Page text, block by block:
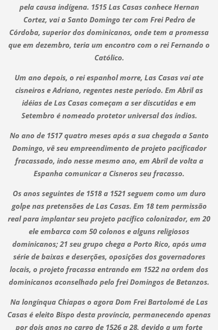
pela causa indígena. 1515 Las Casas conhece Hernan
Cortez, vai a Santo Domingo ter com Frei Pedro de
Córdoba, superior dos dominicanos, onde tem a promessa
que em dezembro, teria um encontro com o rei Fernando o
Católico.
Um ano depois, o rei espanhol morre, Las Casas vai ate
cisneiros e Adriano, regentes neste período. Em Abril as
idéias de Las Casas começam a ser discutidas e em
Setembro é nomeado protetor universal dos índios.
No ano de 1517 quatro meses após a sua chegada a Santo
Domingo, vê seu empreendimento de projeto pacificador
fracassado, indo nesse mesmo ano, em Abril de volta a
Espanha comunicar a Cisneros seu fracasso.
Os anos seguintes de 1518 a 1521 seguem como um duro
golpe nas pretensões de Las Casas. Em 18 tem permissão
real para implantar seu projeto pacífico colonizador, em 20
ele embarca com 50 colonos e alguns religiosos
dominicanos; 21 seu grupo chega a Porto Rico, após uma
série de baixas e deserções, oposições dos governadores
locais, o projeto fracassa entrando em 1522 na ordem dos
dominicanos aconselhado pelo frei Domingos de Betanzos.
Na longínqua Chiapas o agora Dom Frei Bartolomé de Las
Casas é eleito Bispo desta província, permanecendo apenas
por dois anos no cargo de 1526 a 28, devido a um forte